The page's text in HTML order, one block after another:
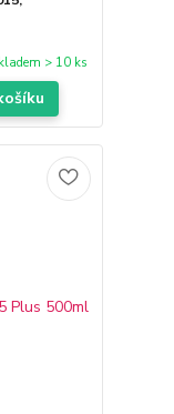
> 10 ks